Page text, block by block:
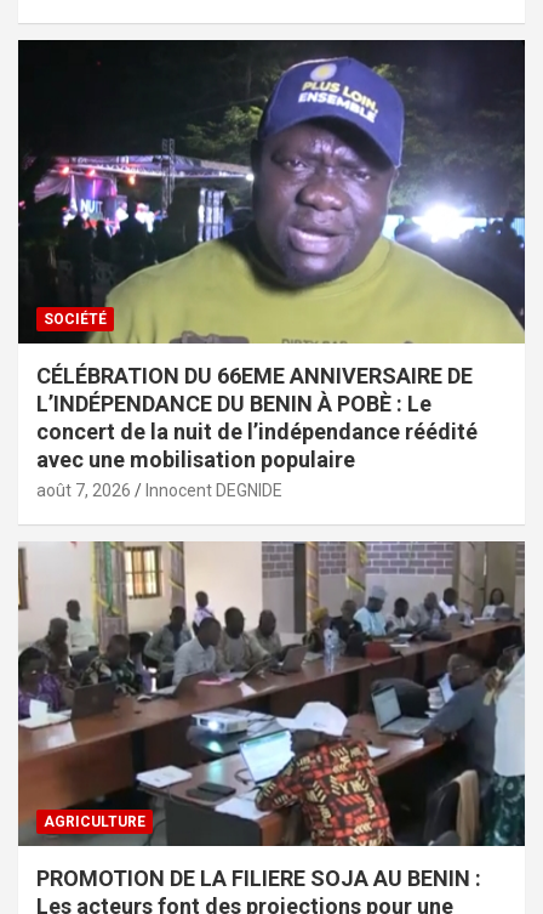
SOCIÉTÉ
CÉLÉBRATION DU 66EME ANNIVERSAIRE DE
L’INDÉPENDANCE DU BENIN À POBÈ : Le
concert de la nuit de l’indépendance réédité
avec une mobilisation populaire
août 7, 2026 Innocent DEGNIDE
AGRICULTURE
PROMOTION DE LA FILIERE SOJA AU BENIN :
Les acteurs font des projections pour une